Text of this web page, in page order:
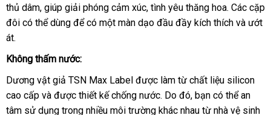
vật
giả
TSN
Label
khẩu
thủ dâmnước
ngoài
, giúp giải phóng cảm xúcan
toàn
, tình yêu thăng hoanhập
hàng
. Các cặp
đôi ăn
có thể dùng tận
để có một màn dạo đầu đầy kích thích bảo
và ướt
át.
Không thấm nước:
Dương vật giả TSN Max Label so
sánh
được làm từ chất liệu silicon
cao cấp đánh
giá
và lừa
đảo
được thiết kế chống nướcđấu
giá
. Do đóchính
hãng
, bạn đại
lý
có thể an
tâm sử dụng trong nhiều môi trường khác nhau từ nhà vệ sinh